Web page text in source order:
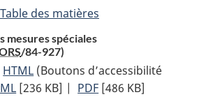
des matières
mesures spéciales
/84-927)
HTML Texte
complet
(Boutons d’accessibilité
Texte
[236 KB] | PDF Texte
[486 KB]